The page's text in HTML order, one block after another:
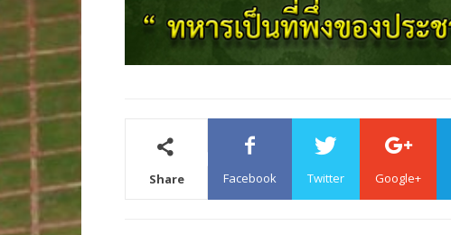
Share Facebook Twitter Google+